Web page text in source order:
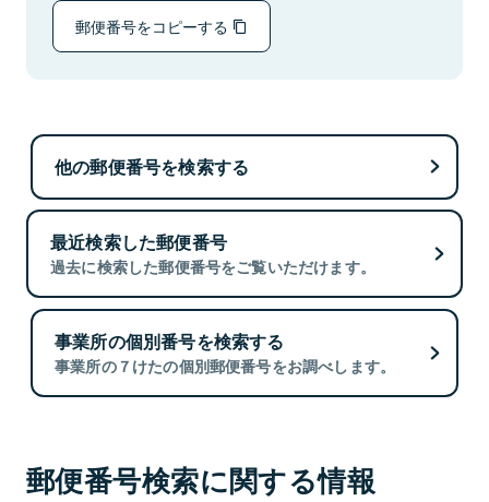
郵便番号をコピーする
他の郵便番号を検索する
最近検索した郵便番号
過去に検索した郵便番号をご覧いただけます。
事業所の個別番号を検索する
事業所の７けたの個別郵便番号をお調べします。
郵便番号検索に関する情報